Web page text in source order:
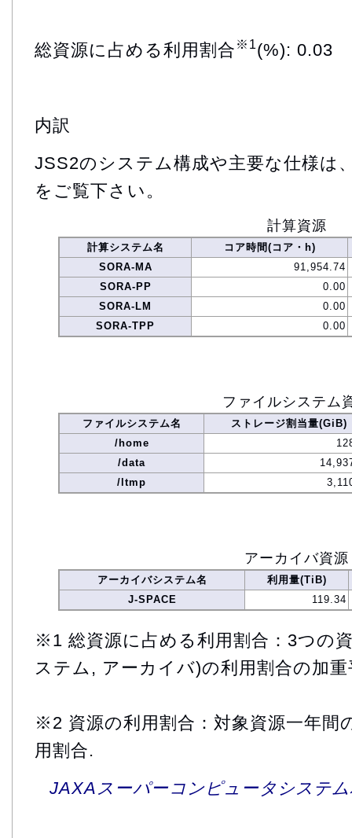
総資源に占める利用割合 ※1 (%): 0.03
内訳
JSS2のシステム構成や主要な仕様は
をご覧下さい。
計算資源
計算システム名
コア時間(コア・h)
SORA-MA
91,954.74
SORA-PP
0.00
SORA-LM
0.00
SORA-TPP
0.00
ファイルシステム
ファイルシステム名
ストレージ割当量(GiB)
/home
/data
/ltmp
アーカイバ資源
アーカイバシステム名
利用量(TiB)
J-SPACE
119.34
※1 総資源に占める利用割合：3つの
ステム, アーカイバ)の利用割合の加重
※2 資源の利用割合：対象資源一年間
用割合.
JAXAスーパーコンピュータシステ